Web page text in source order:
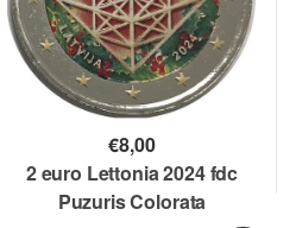
€8,00
2 euro Lettonia 2024 fdc
Puzuris Colorata